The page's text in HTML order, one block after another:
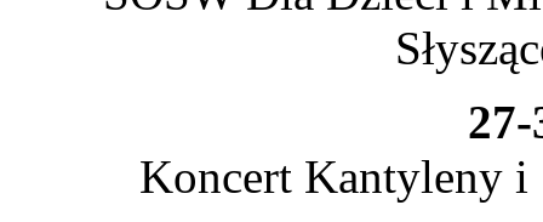
Koncert Kantyleny i